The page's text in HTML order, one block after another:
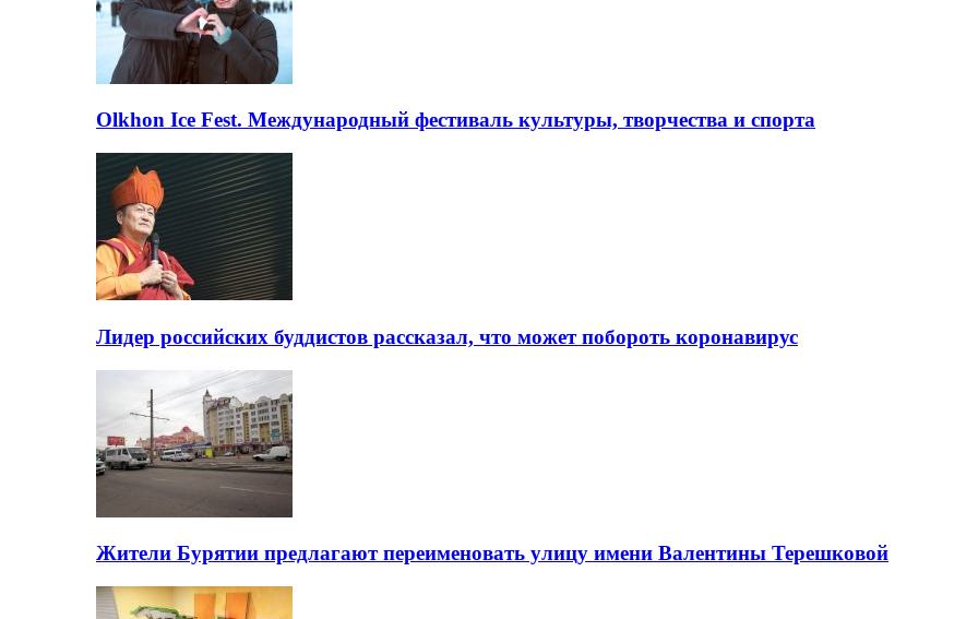
Olkhon Ice Fest. Международный фестиваль культуры, творчества и спорта
Лидер российских буддистов рассказал, что может побороть коронавирус
Жители Бурятии предлагают переименовать улицу имени Валентины Терешковой